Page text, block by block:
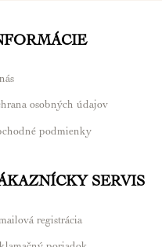
osobných údajov
podmienky
SERVIS
registrácia